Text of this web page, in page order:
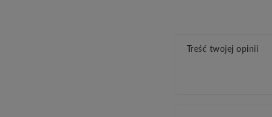
Treść twojej opinii